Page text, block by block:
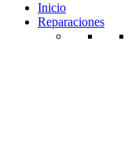
Inicio
Reparaciones